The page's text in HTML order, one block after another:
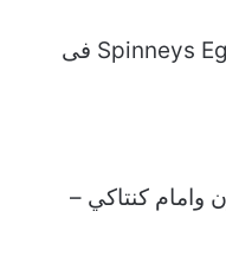
عناوين فروع سبينيس مصر Spinneys Egypt فى
فودافون وامام كنتاكي –